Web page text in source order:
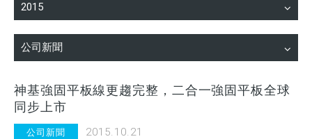
2015
公司新聞
神基強固平板線更趨完整，二合一強固平板全球
同步上市
公司新聞 2015.10.21